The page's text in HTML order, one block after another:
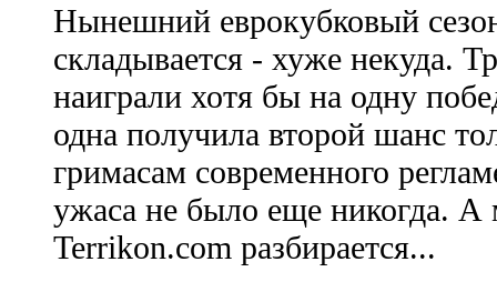
Нынешний еврокубковый
складывается - хуже некуда.
наиграли хотя бы на одну
одна получила второй шанс
гримасам современного
ужаса не было еще никогда. А
Terrikon.com разбирается...